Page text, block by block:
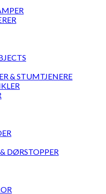
& STUMTJENERE
DØRSTOPPER